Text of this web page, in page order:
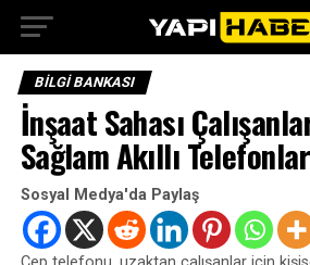
BILGI BANKASI
İnşaat Sahası
Sağlam Akıllı Telefonlar
Sosyal Medya'da Paylaş